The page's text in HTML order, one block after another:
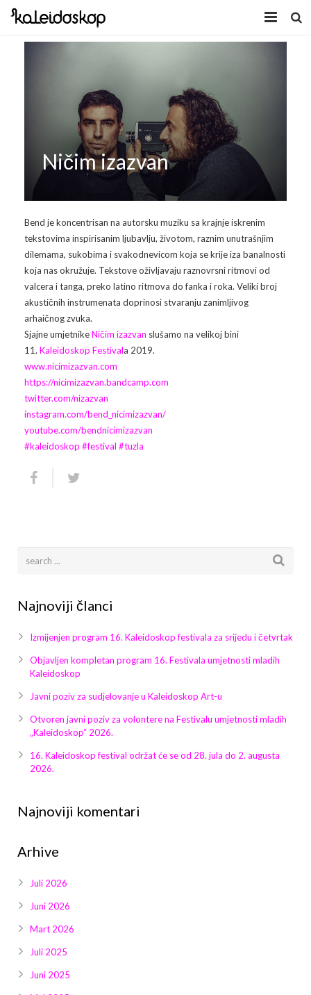
Kaleidoskop Art
Izložbe/Performans
Koncert
Volonteri
Video
Video 2009.
Video 2010.
Video 2011
Video 2012
Video 2013
Video 2014
Video 2018
Naša galerija
Galerija 2009
Galerija 2010
Galerija 2011
Galerija 2012
Galerija 2013
Galerija 2017
Galerija 2022
Galerija 2023
Galerija 2024
Galerija 2025
Facebook
Arhiva
Kontakt
Ničim izazvan
Bend je koncentrisan na autorsku muziku sa krajnje iskrenim
tekstovima inspirisanim ljubavlju, životom, raznim unutrašnjim
dilemama, sukobima i svakodnevicom koja se krije iza banalnosti
koja nas okružuje. Tekstove oživljavaju raznovrsni ritmovi od
valcera i tanga, preko latino ritmova do fanka i roka. Veliki broj
akustičnih instrumenata doprinosi stvaranju zanimljivog
arhaičnog zvuka.
Sjajne umjetnikeNičim izazvan slušamo na velikoj bini
11. Kaleidoskop Festivala 2019.
www.nicimizazvan.com
https://nicimizazvan.bandcamp.com
twitter.com/nizazvan
instagram.com/bend_nicimizazvan/
youtube.com/bendnicimizazvan
#kaleidoskop #festival #tuzla
Najnoviji članci
Izmijenjen program 16. Kaleidoskop festivala za srijedu i četvrtak
Objavljen kompletan program 16. Festivala umjetnosti mladih
Kaleidoskop
Javni poziv za sudjelovanje u Kaleidoskop Art-u
Otvoren javni poziv za volontere na Festivalu umjetnosti mladih
„Kaleidoskop“ 2026.
16. Kaleidoskop festival održat će se od 28. jula do 2. augusta
2026.
Najnoviji komentari
Arhive
Juli 2026
Juni 2026
Mart 2026
Juli 2025
Juni 2025